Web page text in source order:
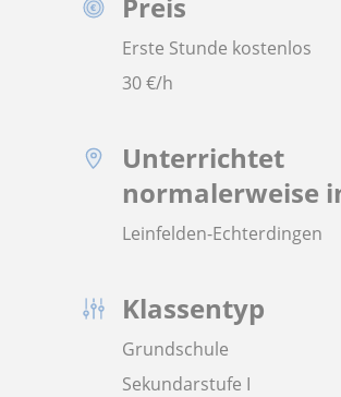
Erste Stunde kostenlos
30€/h
Unterrichtet
normalerweise
Leinfelden-Echterdingen
Klassentyp
Grundschule
Sekundarstufe I